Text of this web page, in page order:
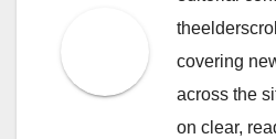
covering
across the
on clear,